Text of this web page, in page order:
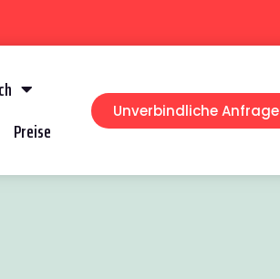
Preise
Unverbindliche Anfrage